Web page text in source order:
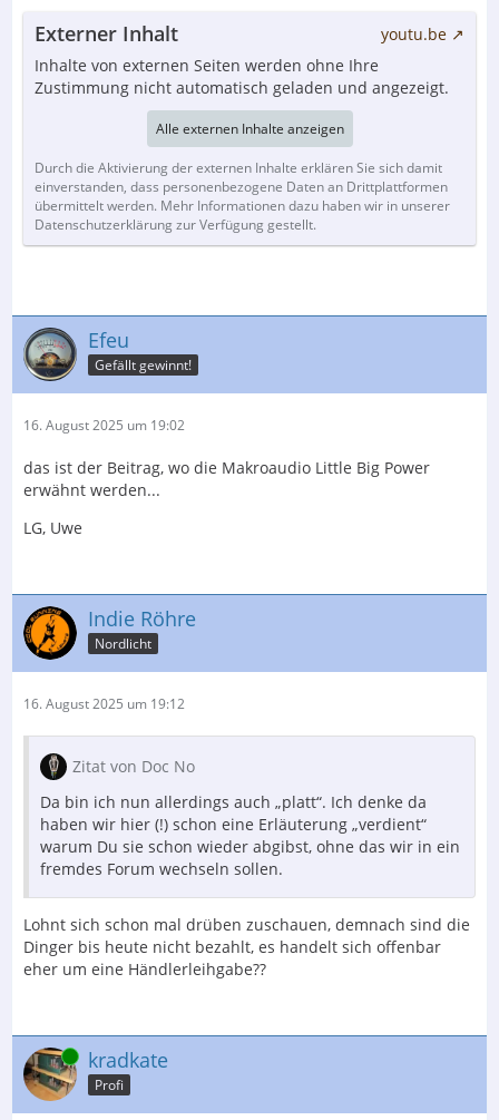
Externer Inhalt
youtu.be
Inhalte von externen Seiten werden ohne Ihre
Zustimmung nicht automatisch geladen und angezeigt.
Alle externen Inhalte anzeigen
Durch die Aktivierung der externen Inhalte erklären Sie sich damit
einverstanden, dass personenbezogene Daten an Drittplattformen
übermittelt werden. Mehr Informationen dazu haben wir in unserer
Datenschutzerklärung zur Verfügung gestellt.
Efeu
Gefällt gewinnt!
16. August 2025 um 19:02
das ist der Beitrag, wo die Makroaudio Little Big Power
erwähnt werden...
LG, Uwe
Indie Röhre
Nordlicht
16. August 2025 um 19:12
Zitat von Doc No
Da bin ich nun allerdings auch „platt“. Ich denke da
haben wir hier (!) schon eine Erläuterung „verdient“
warum Du sie schon wieder abgibst, ohne das wir in ein
fremdes Forum wechseln sollen.
Lohnt sich schon mal drüben zuschauen, demnach sind die
Dinger bis heute nicht bezahlt, es handelt sich offenbar
eher um eine Händlerleihgabe??
Online kradkate
Profi